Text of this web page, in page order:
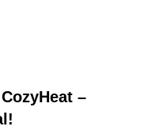
–